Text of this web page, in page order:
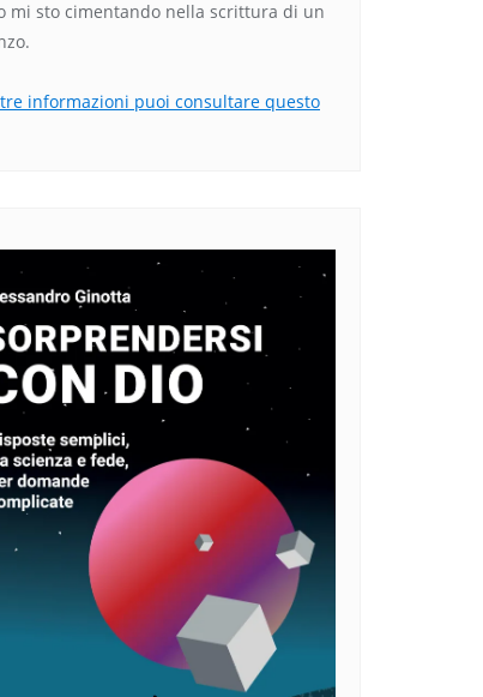
mi sto cimentando nella scrittura di un
informazioni puoi consultare questo